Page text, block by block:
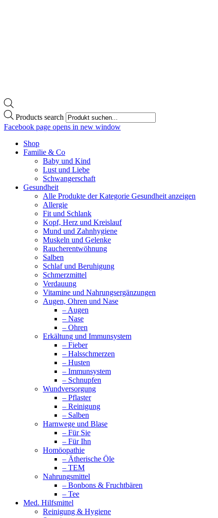
Products search
Facebook page opens in new window
Shop
Familie & Co
Baby und Kind
Lust und Liebe
Schwangerschaft
Gesundheit
Alle Produkte der Kategorie Gesundheit anzeigen
Allergie
Fit und Schlank
Kopf, Herz und Kreislauf
Mund und Zahnhygiene
Muskeln und Gelenke
Raucherentwöhnung
Salben
Schlaf und Beruhigung
Schmerzmittel
Verdauung
Vitamine und Nahrungsergänzungen
Augen, Ohren und Nase
– Augen
– Nase
– Ohren
Erkältung und Immunsystem
– Fieber
– Halsschmerzen
– Husten
– Immunsystem
– Schnupfen
Wundversorgung
– Pflaster
– Reinigung
– Salben
Harnwege und Blase
– Für Sie
– Für Ihn
Homöopathie
– Ätherische Öle
– TEM
Nahrungsmittel
– Bonbons & Fruchtbären
– Tee
Med. Hilfsmittel
Reinigung & Hygiene